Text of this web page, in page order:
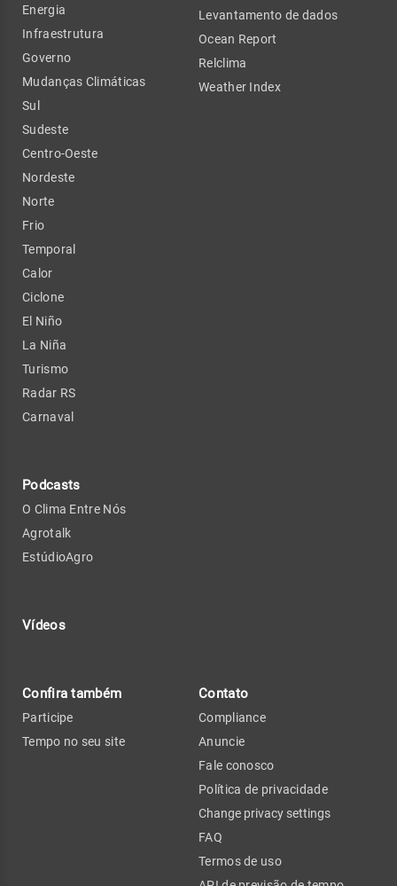
Energia
Infraestrutura
Governo
Mudanças Climáticas
Sul
Sudeste
Centro-Oeste
Nordeste
Norte
Frio
Temporal
Calor
Ciclone
El Niño
La Niña
Turismo
Radar RS
Carnaval
Podcasts
O Clima Entre Nós
Agrotalk
EstúdioAgro
Vídeos
Levantamento de dados
Ocean Report
Relclima
Weather Index
Confira também
Participe
Tempo no seu site
Contato
Compliance
Anuncie
Fale conosco
Política de privacidade
Change privacy settings
FAQ
Termos de uso